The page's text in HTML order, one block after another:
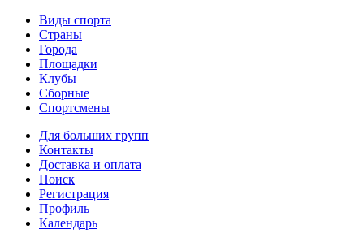
Виды спорта
Страны
Города
Площадки
Клубы
Сборные
Спортсмены
Для больших групп
Контакты
Доставка и оплата
Поиск
Регистрация
Профиль
Календарь